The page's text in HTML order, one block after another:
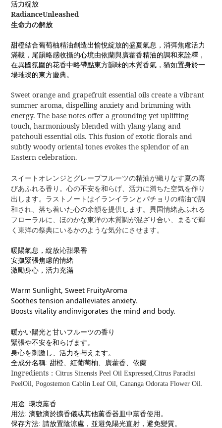
活力綻放
RadianceUnleashed
生命力の解放
甜橙結合葡萄柚精油創造出愉悅綻放的盛夏氣息，消弭焦慮活力
滿載，尾韻略感收攝的心境由依蘭與廣藿香精油的調和來詮釋，
在異國氛圍的花香中略帶點東方韻味的木質香氣，猶如置身於一
場璀璨的東方慶典。
Sweet orange and grapefruit essential oils create a vibrant
summer aroma, dispelling anxiety and brimming with
energy. The base notes offer a grounding yet uplifting
touch, harmoniously blended with ylang-ylang and
patchouli essential oils. This fusion of exotic florals and
subtly woody oriental tones evokes the splendor of an
Eastern celebration.
スイートオレンジとグレープフルーツの精油が織りなす夏の喜
びあふれる香り。心の不安を和らげ、活力に満ちた空気を作り
出します。ラストノートはイランイランとパチョリの精油で調
和され、落ち着いた心の余韻を提供します。異国情緒あふれる
フローラルに、ほのかな東洋の木質調が混ざり合い、まるで輝
く東洋の祭典にいるかのような気分にさせます。
暖陽氣息，綻放沁甜果香
安撫緊張焦慮的情緒
激勵身心，活力充滿
Warm Sunlight, Sweet FruityAroma
Soothes tension andalleviates anxiety.
Boosts vitality andinvigorates the mind and body.
暖かい陽光と甘いフルーツの香り
緊張や不安を和らげます。
身心を刺激し、活力を与えます。
全成分名稱: 甜橙、紅葡萄柚、廣藿香、依蘭
Ingredients ： Citrus Sinensis Peel Oil Expressed,Citrus Paradisi
PeelOil, Pogostemon Cablin Leaf Oil, Cananga Odorata Flower Oil.
用途: 環境薰香
用法: 滴數滴於擴香儀或其他薰香器皿中薰香使用。
保存方法: 請放置陰涼處，並避免陽光直射，避免變質。